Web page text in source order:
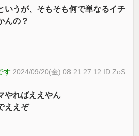
いうが、そもそも何で単なるイチ
んの？
す 2024/09/20(金) 08:21:27.12 ID:ZoS
やればええやん
ええぞ